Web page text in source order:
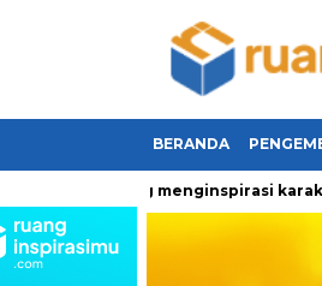
BERANDA
yang menginspirasi karakter,